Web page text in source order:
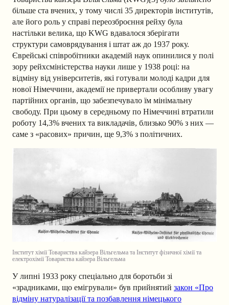
більше ста вчених, у тому числі 35 директорів інститутів,
але його роль у справі переозброєння рейху була
настільки велика, що KWG вдавалося зберігати
структури самоврядування і штат аж до 1937 року.
Єврейські співробітники академій наук опинилися у полі
зору рейхсміністерства науки лише у 1938 році: на
відміну від університетів, які готували молоді кадри для
нової Німеччини, академії не привертали особливу увагу
партійних органів, що забезпечувало їм мінімальну
свободу. При цьому в середньому по Німеччині втратили
роботу 14,3% вчених та викладачів, близько 90% з них —
саме з «расових» причин, ще 9,3% з політичних.
Інститут хімії Товариства кайзера Вільгельма та Інститут фізичної хімії та
електрохімії Товариства кайзера Вільгельма
У липні 1933 року спеціально для боротьби зі
«зрадниками, що емігрували» був прийнятий закон «Про
відміну натуралізації та позбавлення німецького